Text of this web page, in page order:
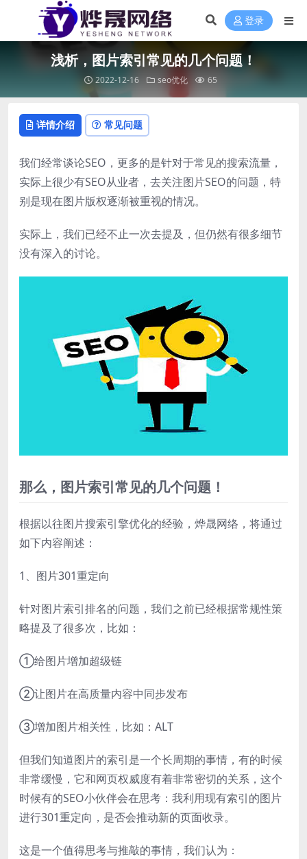
登录
浅析，图片索引常见的几个问题！
2022-12-16 seo优化 65
详情介绍 常见问题
我们经常谈论SEO，更多的是针对于常见的搜索流量，
实际上很少有SEO从业者，去关注图片SEO的问题，特
别是现在图片版权逐渐被重视的情况。
实际上，我们已经不止一次去提及，但仍然有很多细节
没有深入的讨论。
那么，图片索引常见的几个问题！
根据以往图片搜索引擎优化的经验，烨晟网络，将通过
如下内容阐述：
1、图片301重定向
针对图片索引排名的问题，我们之前已经根据常规性策
略提及了很多次，比如：
①给图片增加超级链
②让图片在高质量内容中同步发布
③增加图片相关性，比如：ALT
但我们知道图片的索引是一个长周期的事情，有的时候
非常缓慢，它和网页权威度有着非常密切的关系，这个
时候有的SEO小伙伴会在思考：我利用现有索引的图片
进行301重定向，是否会推动新的页面收录。
这是一个值得思考与推敲的事情，我们认为：